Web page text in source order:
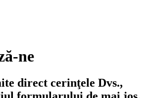
ne
direct cerinţele Dvs.,